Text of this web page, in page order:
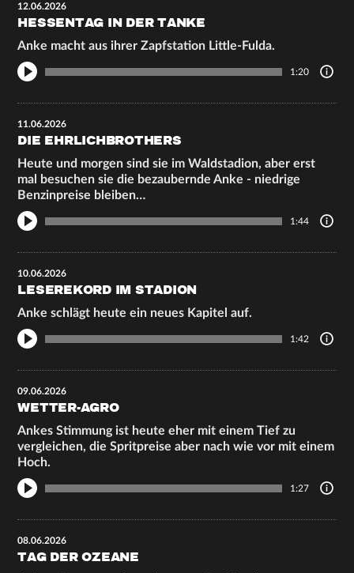
12.06.2026
HESSENTAG IN DER TANKE
Anke macht aus ihrer Zapfstation Little-Fulda.
1:20
11.06.2026
DIE EHRLICHBROTHERS
Heute und morgen sind sie im Waldstadion, aber erst
mal besuchen sie die bezaubernde Anke - niedrige
Benzinpreise bleiben…
1:44
10.06.2026
LESEREKORD IM STADION
Anke schlägt heute ein neues Kapitel auf.
1:42
09.06.2026
WETTER-AGRO
Ankes Stimmung ist heute eher mit einem Tief zu
vergleichen, die Spritpreise aber nach wie vor mit einem
Hoch.
1:27
08.06.2026
TAG DER OZEANE